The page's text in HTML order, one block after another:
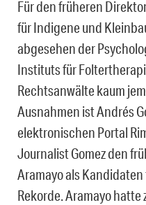
Für den früheren
für Indigene und
abgesehen der
Instituts für
Rechtsanwälte kaum
Ausnahmen ist Andrés
elektronischen Portal
Journalist Gomez den
Aramayo als
Rekorde. Aramayo